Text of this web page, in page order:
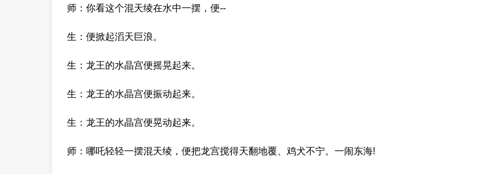
师：你看这个混天绫在水中一摆，便--
生：便掀起滔天巨浪。
生：龙王的水晶宫便摇晃起来。
生：龙王的水晶宫便振动起来。
生：龙王的水晶宫便晃动起来。
师：哪吒轻轻一摆混天绫，便把龙宫搅得天翻地覆、鸡犬不宁。一闹东海!